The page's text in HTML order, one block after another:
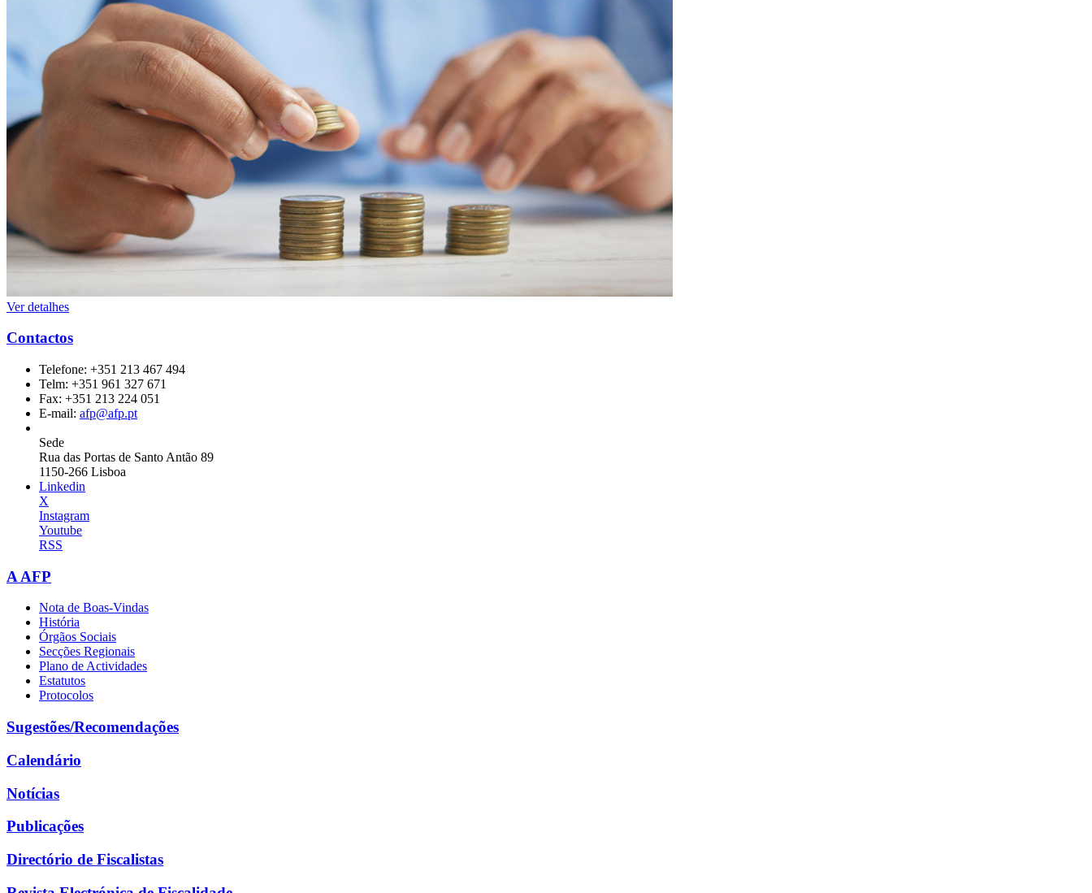
Ver detalhes
Contactos
Telefone: +351 213 467 494
Telm: +351 961 327 671
Fax: +351 213 224 051
E-mail: afp@afp.pt
Sede
Rua das Portas de Santo Antão 89
1150-266 Lisboa
Linkedin
X
Instagram
Youtube
RSS
A AFP
Nota de Boas-Vindas
História
Órgãos Sociais
Secções Regionais
Plano de Actividades
Estatutos
Protocolos
Sugestões/Recomendações
Calendário
Notícias
Publicações
Directório de Fiscalistas